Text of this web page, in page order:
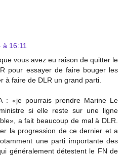
à 16:11
vous avez eu raison de quitter le
pour essayer de faire bouger les
à faire de DLR un grand parti.
: «je pourrais prendre Marine Le
si elle reste sur une ligne
a fait beaucoup de mal à DLR.
la progression de ce dernier et a
une parti importante des
généralement détestent le FN de